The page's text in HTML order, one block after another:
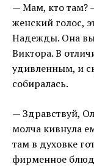
— Мам, кто там?
женский голос,
Надежды. Она
Виктора. В
удивленным, и
собиралась.
— Здравствуй,
молча кивнула
там в духовке
фирменное